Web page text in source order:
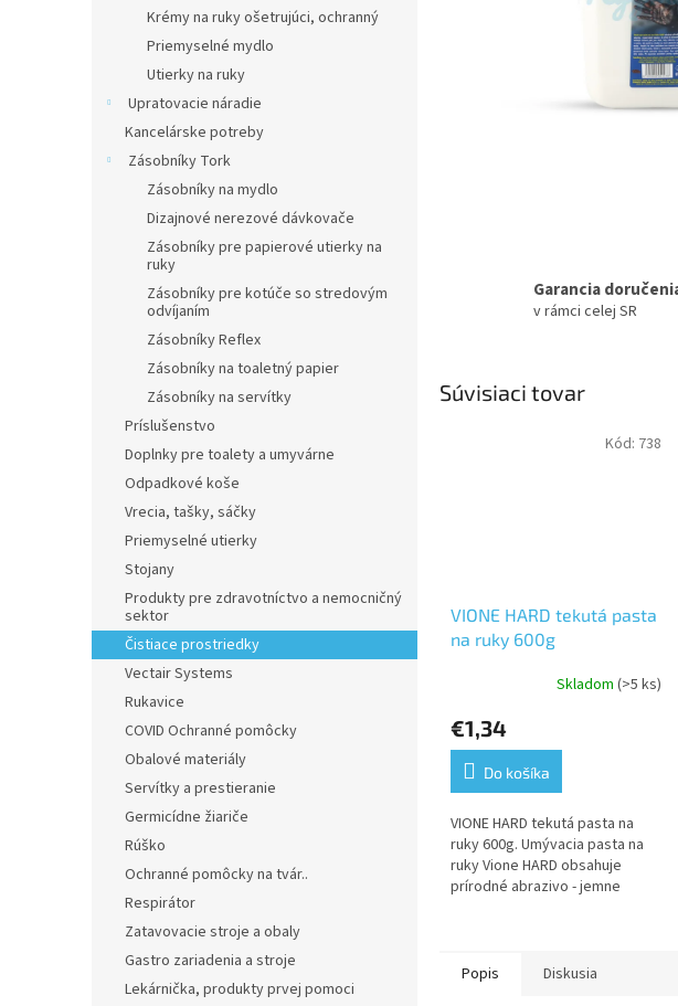
Krémy na ruky ošetrujúci, ochranný
Priemyselné mydlo
Utierky na ruky
Upratovacie náradie
Kancelárske potreby
Zásobníky Tork
Zásobníky na mydlo
Dizajnové nerezové dávkovače
Zásobníky pre papierové utierky na
ruky
Zásobníky pre kotúče so stredovým
odvíjaním
Zásobníky Reflex
Zásobníky na toaletný papier
Zásobníky na servítky
Príslušenstvo
Doplnky pre toalety a umyvárne
Odpadkové koše
Vrecia, tašky, sáčky
Priemyselné utierky
Stojany
Produkty pre zdravotníctvo a nemocničný
sektor
Čistiace prostriedky
Vectair Systems
Rukavice
COVID Ochranné pomôcky
Obalové materiály
Servítky a prestieranie
Germicídne žiariče
Rúško
Ochranné pomôcky na tvár..
Respirátor
Zatavovacie stroje a obaly
Gastro zariadenia a stroje
Lekárnička, produkty prvej pomoci
Garancia
v rámci celej SR
Súvisiaci tovar
VIONE HARD tekutá pasta
na ruky 600g
Skladom (>5 ks)
€1,34
Do košíka
VIONE HARD tekutá pasta na
ruky 600g. Umývacia pasta na
ruky Vione HARD obsahuje
prírodné abrazivo - jemne
Kód: 738
Popis Diskusia